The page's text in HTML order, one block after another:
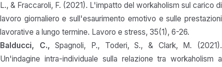
L., & Fraccaroli, F. (2021). L'impatto del workaholism sul carico di
lavoro giornaliero e sull'esaurimento emotivo e sulle prestazioni
lavorative a lungo termine. Lavoro e stress, 35(1), 6-26.
Balducci, C., Spagnoli, P., Toderi, S., & Clark, M. (2021).
Un'indagine intra-individuale sulla relazione tra workaholism a